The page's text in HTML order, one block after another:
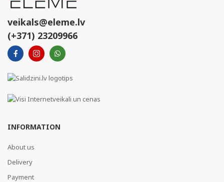
veikals@eleme.lv
(+371) 23209966
INFORMATION
About us
Delivery
Payment